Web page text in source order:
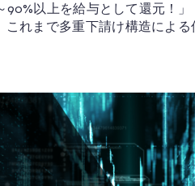
90%以上を給与として還元！
これまで多重下請け構造によ